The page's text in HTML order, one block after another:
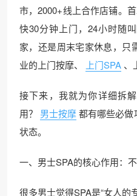
市，2000+线上合作店铺。
快30分钟上门，24小时随
家，还是周末宅家休息，只
业的上门按摩、
上门SPA 、
接下来，我就为你详细拆
用？
男士按摩 都有哪些必做
状态。
一、男士SPA的核心作用：
很多男士觉得SPA是“女人的